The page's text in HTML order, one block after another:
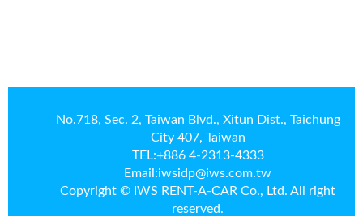
No.718, Sec. 2, Taiwan Blvd., Xitun Dist., Taichung
City 407, Taiwan
TEL:+886 4-2313-4333
Email:iwsidp@iws.com.tw
Copyright © IWS RENT-A-CAR Co., Ltd. All right
reserved.